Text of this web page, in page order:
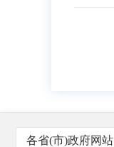
各省(市)政府网站